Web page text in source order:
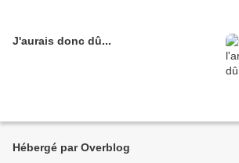
J'aurais donc dû...
Hébergé par Overblog